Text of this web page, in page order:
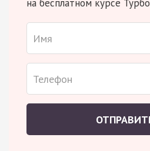
на бесплатном курсе